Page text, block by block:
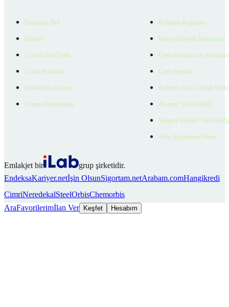
Danışman Bul
Projeler
Ücretsiz İlan Verin
Üyelik Paketleri
EmlakZeka Asistan
Uzman Danışmanlar
Kullanım Koşulları
Bireysel Üyelik Sözleşmesi
Çerez Politikası ve
Çerez Ayarları
Kullanıcı Veri Gizliliği
Ziyaretçi Veri Gizliliği
Müşteri Yetkilisi Veri
Aday Aydınlatma Metni
Emlakjet bir
grup şirketidir.
EndeksaKariyer.netİşin OlsunSigortam.netArabam.comHangikredi
CimriNeredekalSteelOrbisChemorbis
AraFavorilerimİlan Ver Keşfet Hesabım